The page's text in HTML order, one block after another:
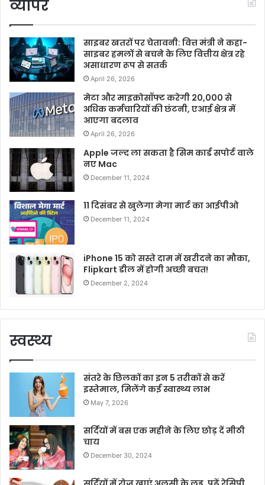
व्यापर
साइबर खतरों पर चेतावनी: वित्त मंत्री ने कहा-
साइबर हमलों से बचने के लिए वित्तीय क्षेत्र रहे
असाधारण रूप से सतर्क
April 26, 2026
मेटा और माइक्रोसॉफ्ट करेगी 20,000 से
अधिक कर्मचारियों की छंटनी, एआई क्षेत्र में
आएगा बदलाव
April 26, 2026
Apple जल्द ला सकता है सिम कार्ड सपोर्ट वाले
नए Mac
December 11, 2024
11 दिसंबर से खुलेगा मेगा मार्ट का आईपीओ
December 11, 2024
iPhone 15 को सस्ते दाम में खरीदने का मौका,
Flipkart डील में होगी अच्छी बचत!
December 2, 2024
स्वस्थ्य
संतरे के छिलकों का इन 5 तरीकों से करें
इस्तेमाल, मिलेंगे कई स्वास्थ्य लाभ
May 7, 2026
सर्दियों में बस एक महीने के लिए छोड़ दें मीठी
चाय
December 30, 2024